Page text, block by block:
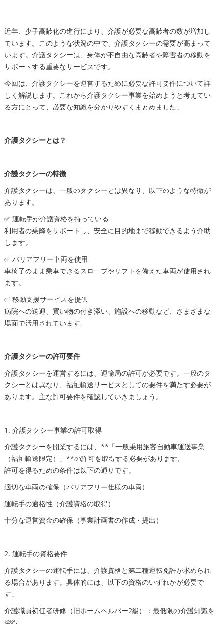
近年、少子高齢化の進行により、介護が必要な高齢者の数が増加し
ています。このような状況の中で、介護タクシーの需要が高まって
います。介護タクシーは、身体が不自由な高齢者や障害者の移動を
サポートする重要なサービスです。
今回は、介護タクシーを運営するために必要な許可要件について詳
しく解説します。これから介護タクシー事業を始めようと考えてい
る方にとって、必要な知識を分かりやすくまとめました。
介護タクシーとは？
介護タクシーの特徴
介護タクシーは、一般のタクシーとは異なり、以下のような特徴が
あります。
✅ 運転手が介護資格を持っている
利用者の乗降をサポートし、安全に目的地まで移動できるよう介助
します。
✅ バリアフリー車両を使用
車椅子のまま乗車できるスロープやリフトを備えた車両が使用され
ます。
✅ 移動支援サービスを提供
病院への送迎、買い物の付き添い、施設への移動など、さまざまな
場面で活用されています。
介護タクシーの許可要件
介護タクシーを運営するには、運輸局の許可が必要です。一般のタ
クシーとは異なり、福祉輸送サービスとしての要件を満たす必要が
あります。主な許可要件を確認していきましょう。
1. 介護タクシー事業の許可取得
介護タクシーを開業するには、**「一般乗用旅客自動車運送事業
（福祉輸送限定）」**の許可を取得する必要があります。
許可を得るための条件は以下の通りです。
適切な車両の確保（バリアフリー仕様の車両）
運転手の適格性（介護資格の取得）
十分な運営資金の確保（事業計画書の作成・提出）
2. 運転手の資格要件
介護タクシーの運転手には、介護資格と第二種運転免許が求められ
る場合があります。具体的には、以下の資格のいずれかが必要で
す。
介護職員初任者研修（旧ホームヘルパー2級）：最低限の介護知識を